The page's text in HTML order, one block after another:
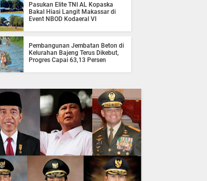
Pasukan Elite TNI AL Kopaska
Bakal Hiasi Langit Makassar di
Event NBOD Kodaeral VI
Pembangunan Jembatan Beton di
Kelurahan Bajeng Terus Dikebut,
Progres Capai 63,13 Persen